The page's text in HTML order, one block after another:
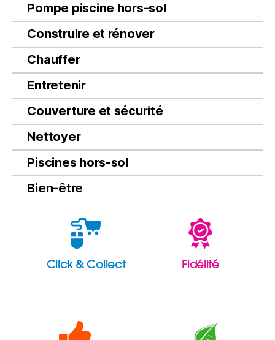
Pompe piscine hors-sol
Construire et rénover
Chauffer
Entretenir
Couverture et sécurité
Nettoyer
Piscines hors-sol
Bien-être
Click & Collect Fidélité